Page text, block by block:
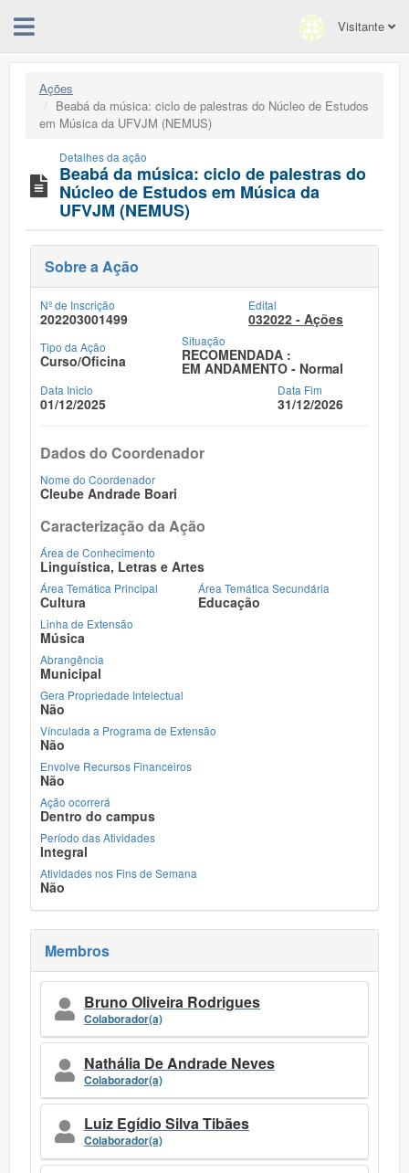
Visitante
Ações
Beabá da música: ciclo de palestras do Núcleo de Estudos
em Música da UFVJM (NEMUS)
Detalhes da ação
Beabá da música: ciclo de palestras do
Núcleo de Estudos em Música da
UFVJM (NEMUS)
Sobre a Ação
Nº de Inscrição
202203001499
Edital
032022 - Ações
Tipo da Ação
Curso/Oficina
Situação
RECOMENDADA :
EM ANDAMENTO - Normal
Data Inicio
01/12/2025
Data Fim
31/12/2026
Dados do Coordenador
Nome do Coordenador
Cleube Andrade Boari
Caracterização da Ação
Área de Conhecimento
Linguística, Letras e Artes
Área Temática Principal
Cultura
Área Temática Secundária
Educação
Linha de Extensão
Música
Abrangência
Municipal
Gera Propriedade Intelectual
Não
Vínculada a Programa de Extensão
Não
Envolve Recursos Financeiros
Não
Ação ocorrerá
Dentro do campus
Período das Atividades
Integral
Atividades nos Fins de Semana
Não
Membros
Bruno Oliveira Rodrigues
Colaborador(a)
Nathália De Andrade Neves
Colaborador(a)
Luiz Egídio Silva Tibães
Colaborador(a)